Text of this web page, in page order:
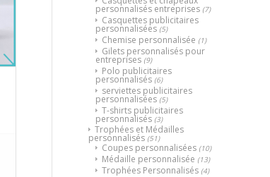
personnalisés entreprises (7)
Casquettes publicitaires
personnalisées (5)
Chemise personnalisée (1)
Gilets personnalisés pour
entreprises (9)
Polo publicitaires
personnalisés (6)
serviettes publicitaires
personnalisées (5)
T-shirts publicitaires
personnalisés (3)
Trophées et Médailles
personnalisés (51)
Coupes personnalisées (10)
Médaille personnalisée (13)
Trophées Personnalisés (4)